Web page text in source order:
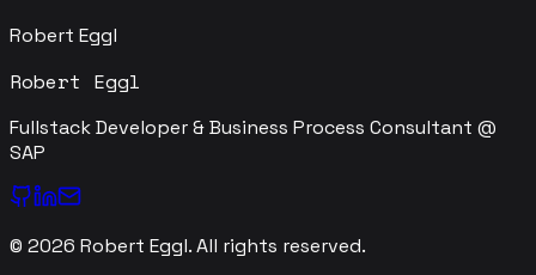
Robert Eggl
Robert Eggl
Fullstack Developer & Business Process Consultant @
SAP
© 2026 Robert Eggl. All rights reserved.